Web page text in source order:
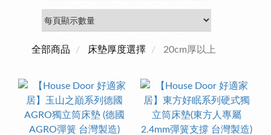
全部商品 床墊厚度選擇 20cm厚以上